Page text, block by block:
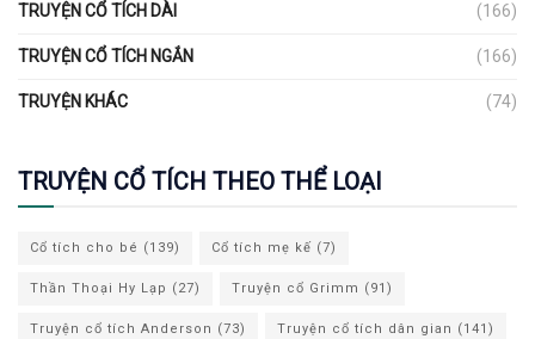
TRUYỆN CỔ TÍCH DÀI (166)
TRUYỆN CỔ TÍCH NGẮN (166)
TRUYỆN KHÁC (74)
TRUYỆN CỔ TÍCH THEO THỂ LOẠI
Cổ tích cho bé (139) Cổ tích mẹ kế (7)
Thần Thoại Hy Lạp (27) Truyện cổ Grimm (91)
Truyện cổ tích Anderson (73) Truyện cổ tích dân gian (141)